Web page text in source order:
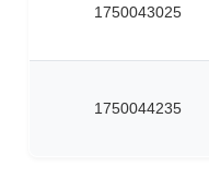
1750043025
1750044235